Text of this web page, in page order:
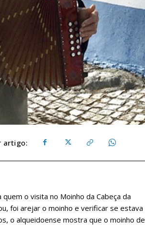
artigo:
quem o visita no Moinho da Cabeça da
foi arejar o moinho e verificar se estava
o alqueidoense mostra que o moinho de